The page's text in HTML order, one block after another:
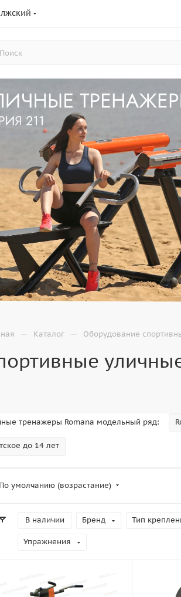
— Каталог — Оборудование
тренажеры Romana модельный ряд:
до 14 лет
По умолчанию (возрастание)
В наличии Бренд Тип
Упражнения